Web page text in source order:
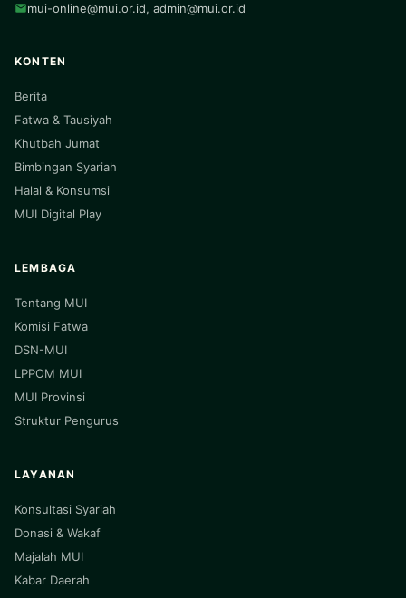
mui-online@mui.or.id, admin@mui.or.id
KONTEN
Berita
Fatwa & Tausiyah
Khutbah Jumat
Bimbingan Syariah
Halal & Konsumsi
MUI Digital Play
LEMBAGA
Tentang MUI
Komisi Fatwa
DSN-MUI
LPPOM MUI
MUI Provinsi
Struktur Pengurus
LAYANAN
Konsultasi Syariah
Donasi & Wakaf
Majalah MUI
Kabar Daerah